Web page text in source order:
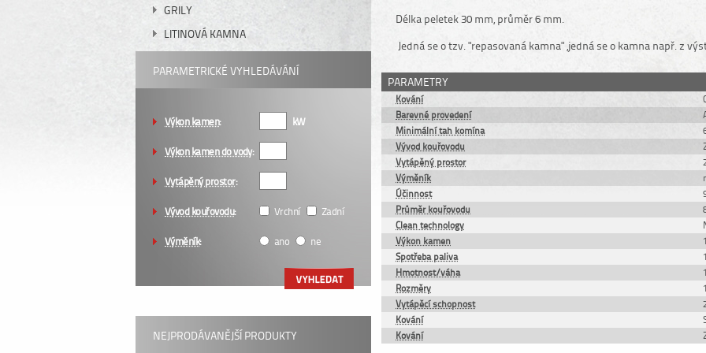
Délka peletek 30 mm, průměr 6 mm.
Jedná se o tzv. "repasovaná kamna" ,jedná se o kamna např. z
PARAMETRY
Kování
Barevné provedení
Minimální tah komína
Vývod kouřovodu
Vytápěný prostor
Výměník
Účinnost
Průměr kouřovodu
Clean technology
Výkon kamen
Spotřeba paliva
Hmotnost/váha
Rozměry
Vytápěcí schopnost
Kování
Kování
GRILY
LITINOVÁ KAMNA
PARAMETRICKÉ VYHLEDÁVÁNÍ
Výkon kamen: kW
Výkon kamen do vody:
Vytápěný prostor:
Vývod kouřovodu: Vrchní Zadní
Výměník: ano ne
NEJPRODÁVANĚJŠÍ PRODUKTY